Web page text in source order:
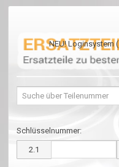
NEU! Loginsystem (
Schlüsselnummer:
2.1